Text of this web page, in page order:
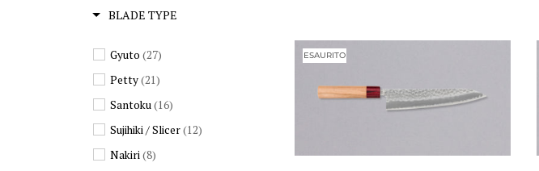
BLADE TYPE
Gyuto (27)
Petty(21)
Santoku(16)
Sujihiki / Slicer(12)
Nakiri(8)
ESAURITO